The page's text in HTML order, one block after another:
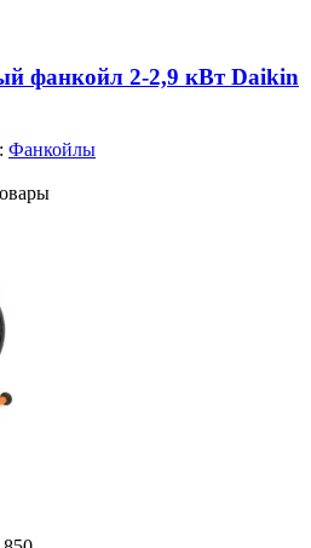
фанкойл 2-2,9 кВт Daikin
Фанкойлы